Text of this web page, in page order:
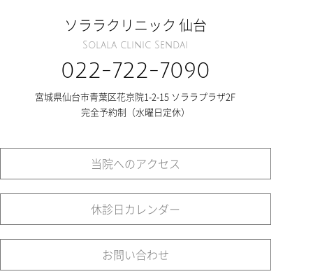
ソララクリニック 仙台
Solala clinic Sendai
022-722-7090
宮城県仙台市青葉区花京院1-2-15 ソララプラザ2F
完全予約制（水曜日定休）
当院へのアクセス
休診日カレンダー
お問い合わせ